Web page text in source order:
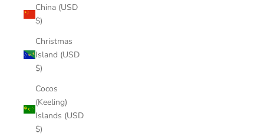
China (USD
$)
Christmas
Island (USD
$)
Cocos
(Keeling)
Islands (USD
$)